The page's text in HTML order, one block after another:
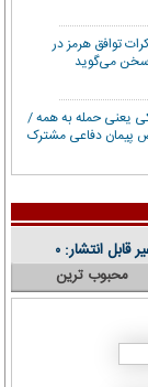
توافق هرمز در
سخن می‌گوید
یعنی حمله به همه /
پیمان دفاعی مشترک
قابل انتشار: ۰
محبوب ترین